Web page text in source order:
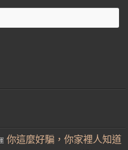
你這麼好騙，你家裡人知道